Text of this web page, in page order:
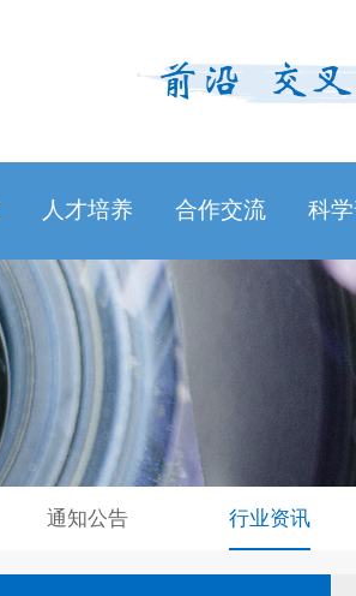
人才培养 合作交流 科
通知公告 行业资讯